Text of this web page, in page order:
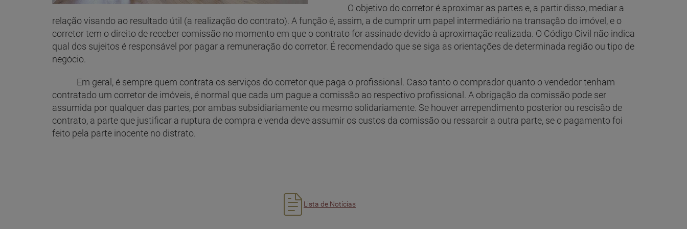
O objetivo do corretor é aproximar as partes e, a partir disso, mediar a
relação visando ao resultado útil (a realização do contrato). A função é, assim, a de cumprir um papel intermediário na transação do imóvel, e o
corretor tem o direito de receber comissão no momento em que o contrato for assinado devido à aproximação realizada. O Código Civil não indica
qual dos sujeitos é responsável por pagar a remuneração do corretor. É recomendado que se siga as orientações de determinada região ou tipo de
negócio.
Em geral, é sempre quem contrata os serviços do corretor que paga o profissional. Caso tanto o comprador quanto o vendedor tenham
contratado um corretor de imóveis, é normal que cada um pague a comissão ao respectivo profissional. A obrigação da comissão pode ser
assumida por qualquer das partes, por ambas subsidiariamente ou mesmo solidariamente. Se houver arrependimento posterior ou rescisão de
contrato, a parte que justificar a ruptura de compra e venda deve assumir os custos da comissão ou ressarcir a outra parte, se o pagamento foi
feito pela parte inocente no distrato.
Lista de Notícias